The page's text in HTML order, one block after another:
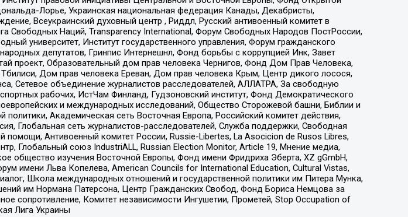
Лорье, Украинская национальная федерация Канады, Декабристы,
Всеукраинский духовный центр , Риддл, Русский антивоенный комитет в
Свободных Наций, Transparеncy International, Форум Свободных Народов ПостРоссии,
университет, Институт государственного управления, Форум гражданского
депутатов, Гринпис Интернешнл, Фонд борьбы с коррупцией Инк, Завет
проект, Образовательный дом прав человека Чернигов, Фонд Дом Прав Человека,
Дом прав человека Ереван, Дом прав человека Крым, Центр дикого лосося,
Сетевое объединение журналистов расследователей, АЛЛАТРА, За свободную
рабочих, ИстЧам Финланд, Гудзоновский институт, Фонд Демократического
и международных исследований, Общество Сторожевой башни, Библии и
Академическая сеть Восточная Европа, Российский комитет действия,
Глобальная сеть журналистов-расследователей, Служба поддержки, Свободная
Антивоенный комитет России, Russie-Libertes, La Asocicion de Rusos Libres,
Глобальный союз IndustriALL, Russian Election Monitor, Article 19, Мнение медиа,
общество изучения Восточной Европы, Фонд имени Фридриха Эберта, XZ gGmbH,
имени Льва Копелева, American Councils for International Education, Cultural Vistas,
Школа международных отношений и государственной политики им Питера Мунка,
им Нормана Патерсона, Центр Гражданских Свобод, Фонд Бориса Немцова за
сопротивление, Комитет независимости Ингушетии, Прометей, Stop Occupation of
Лига Украины